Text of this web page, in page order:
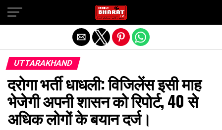
UTTARAKHAND
दरोगा भर्ती धाधली: विजिलेंस इसी माह
भेजेगी अपनी शासन को रिपोर्ट, 40 से
अधिक लोगों के बयान दर्ज।
Exit mobile version